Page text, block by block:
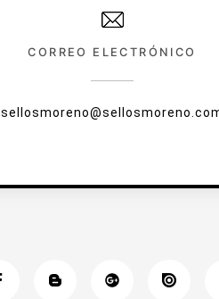
CORREO ELECTRÓNICO